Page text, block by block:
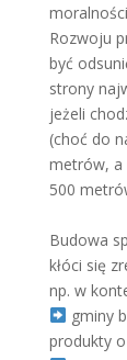
Rozwoju
być
strony
jeżeli
(choć do
metrów, a
500
Budowa
kłóci się
np. w
gminy
produkty